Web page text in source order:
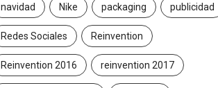
navidad Nike packaging publicidad
Redes Sociales Reinvention
Reinvention 2016 reinvention 2017